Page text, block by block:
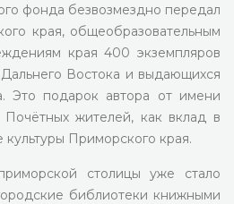
фонда безвозмездно передал
края, общеобразовательным
края 400 экземпляров
Востока и выдающихся
Это подарок автора от имени
жителей, как вклад в
культуры Приморского края.
столицы уже стало
библиотеки книжными